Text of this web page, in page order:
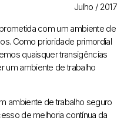
Julho / 2017
com um ambiente de
Como prioridade primordial
quaisquer transigências
um ambiente de trabalho
ambiente de trabalho seguro
de melhoria contínua da